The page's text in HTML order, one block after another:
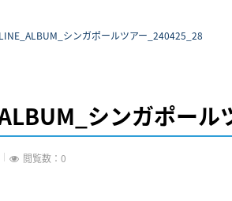
LINE_ALBUM_シンガポールツアー_240425_28
シンガポール
閲覧数：0